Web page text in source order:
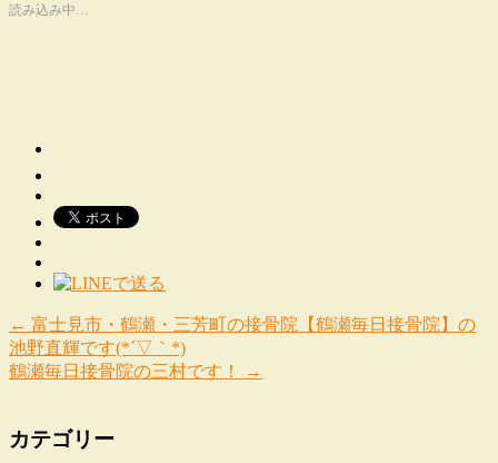
読み込み中…
← 富士見市・鶴瀬・三芳町の接骨院【鶴瀬毎日接骨院】の
池野直輝です(*´▽｀*)
鶴瀬毎日接骨院の三村です！
→
カテゴリー